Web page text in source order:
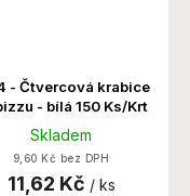
- Čtvercová krabice
- bílá 150 Ks/Krt
Skladem
9,60 Kč bez DPH
11,62 Kč / ks